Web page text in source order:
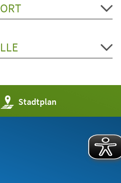
Stadtplan
(Öffnet
in
einem